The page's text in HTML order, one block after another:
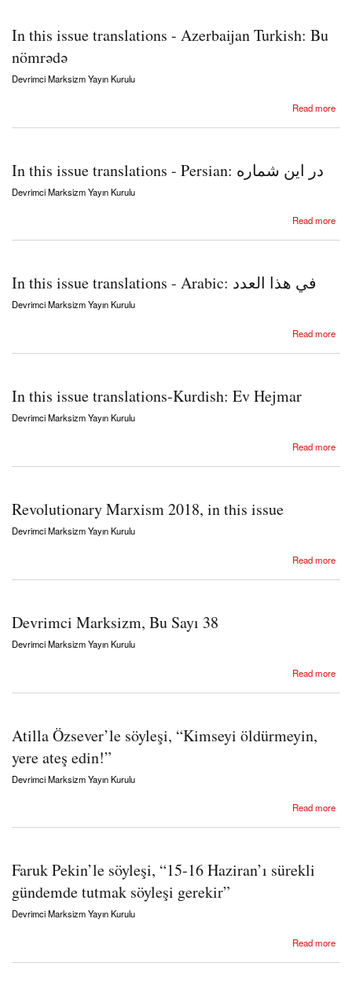
In this issue translations - Azerbaijan Turkish: Bu
nömrədə
Devrimci Marksizm Yayın Kurulu
Read more
In this issue translations - Persian: در این شماره
Devrimci Marksizm Yayın Kurulu
Read more
In this issue translations - Arabic: في هذا العدد
Devrimci Marksizm Yayın Kurulu
Read more
In this issue translations-Kurdish: Ev Hejmar
Devrimci Marksizm Yayın Kurulu
Read more
Revolutionary Marxism 2018, in this issue
Devrimci Marksizm Yayın Kurulu
Read more
Devrimci Marksizm, Bu Sayı 38
Devrimci Marksizm Yayın Kurulu
Read more
Atilla Özsever’le söyleşi, “Kimseyi öldürmeyin,
yere ateş edin!”
Devrimci Marksizm Yayın Kurulu
Read more
Faruk Pekin’le söyleşi, “15-16 Haziran’ı sürekli
gündemde tutmak söyleşi gerekir”
Devrimci Marksizm Yayın Kurulu
Read more
about Faruk Pekin’le söyleşi, “15-16 Haziran’ı sürekli gündemde tutmak söyleşi gerekir”